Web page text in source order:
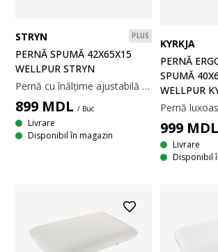
STRYN PLUS
PERNĂ SPUMĂ 42X65X15
WELLPUR STRYN
Pernă cu înălțime ajustabilă din bucăți de spumă cu memorie AIR, ce înlătură tensiunea musculară. Husă din 100% poliester, lavabilă la 60°C. Matlasare din spumă cu memorie AIR. 42x65x15 cm
899 MDL / Buc
Livrare
Disponibil în magazin
KYRKJA
PERNĂ
SPUMĂ
WELLPUR
999 MDL
Livrare
Disponibil